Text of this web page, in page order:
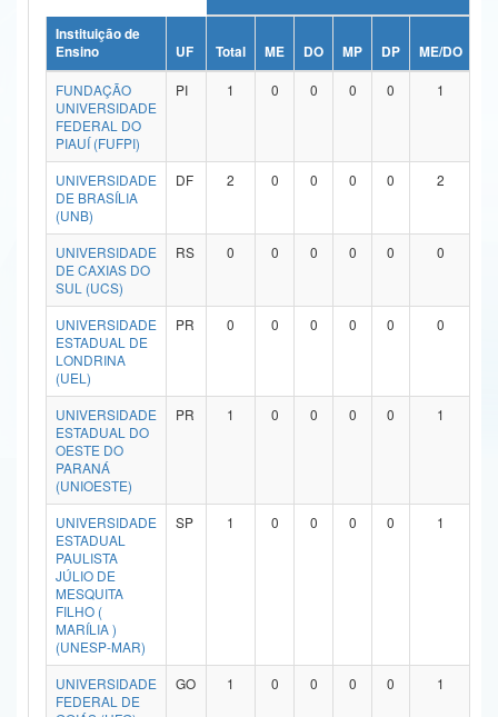
Ministério da Ciência, Tecnologia, Inovações e Comunicações
Ministério do Meio Ambiente
Ministério do Turismo
Ministério do Desenvolvimento Regional
Controladoria-Geral da União
Ministério da Mulher, da Família e dos Direitos Humanos
Secretaria-Geral
Secretaria de Governo
Gabinete de Segurança Institucional
Advocacia-Geral da União
Banco Central do Brasil
Instituição de
Ensino
UF Total ME DO MP DP ME/DO
FUNDAÇÃO
UNIVERSIDADE
FEDERAL DO
PIAUÍ (FUFPI)
PI 1 0 0 0 0 1
UNIVERSIDADE
DE BRASÍLIA
(UNB)
DF 2 0 0 0 0 2
UNIVERSIDADE
DE CAXIAS DO
SUL (UCS)
RS 0 0 0 0 0 0
UNIVERSIDADE
ESTADUAL DE
LONDRINA
(UEL)
PR 0 0 0 0 0 0
UNIVERSIDADE
ESTADUAL DO
OESTE DO
PARANÁ
(UNIOESTE)
PR 1 0 0 0 0 1
UNIVERSIDADE
ESTADUAL
PAULISTA
JÚLIO DE
MESQUITA
FILHO (
MARÍLIA )
(UNESP-MAR)
SP 1 0 0 0 0 1
UNIVERSIDADE
FEDERAL DE
GO 1 0 0 0 0 1